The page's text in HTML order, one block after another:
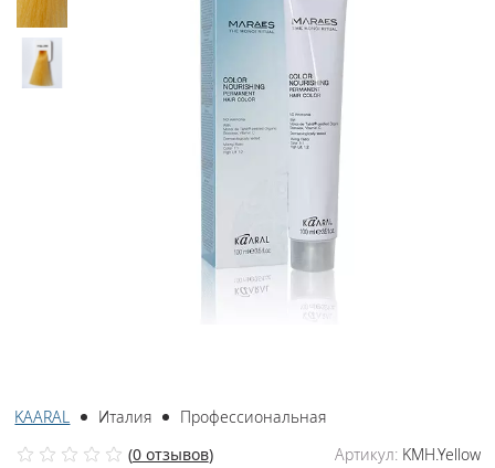
KAARAL Италия
Профессиональная
Артикул:KMH.Yellow
(0 отзывов)